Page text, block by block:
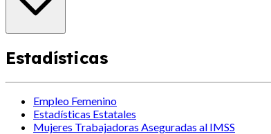
Estadísticas
Empleo Femenino
Estadísticas Estatales
Mujeres Trabajadoras Aseguradas al IMSS